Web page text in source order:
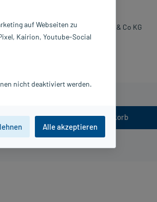
In den Warenkorb
WEPA Apothekenbedarf GmbH & Co KG
auf Webseiten zu
Kairion, Youtube-Social
nicht deaktiviert werden.
Alle akzeptieren